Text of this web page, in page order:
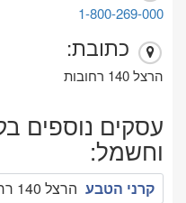
1-800-269-000
כתובת:
הרצל 140 רחובות
עסקים נוספים
וחשמל:
קרני הטבע הרצל 140 רחובות , 1-800-269-000